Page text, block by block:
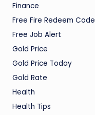
Finance
Free Fire Redeem Code
Free Job Alert
Gold Price
Gold Price Today
Gold Rate
Health
Health Tips